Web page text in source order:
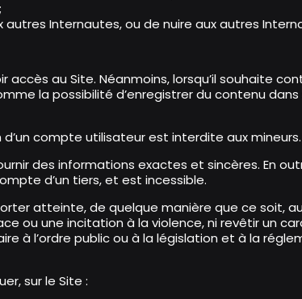
Internautes, ou de nuire aux autres
accès au Site. Néanmoins, lorsqu’il souhaite
la possibilité d’enregistrer du contenu
compte utilisateur est interdite aux mineurs.
des informations exactes et sincères. En
d’un tiers, et est incessible.
atteinte, de quelque manière que ce soit,
ou une incitation à la violence, ni revêtir un
à l’ordre public ou à la législation et à la
sur le Site :